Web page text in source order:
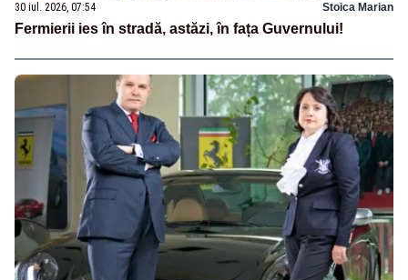
30 iul. 2026, 07:54 Stoica Marian
Fermierii ies în stradă, astăzi, în fața Guvernului!